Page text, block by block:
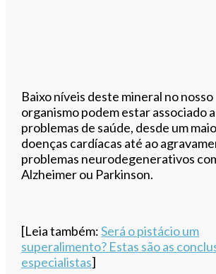
Baixo níveis deste mineral no nosso
organismo podem estar associado
problemas de saúde, desde um
doenças cardíacas até ao
problemas neurodegenerativos
Alzheimer ou Parkinson.
[Leia também:Será o pistácio um
superalimento? Estas são as
especialistas]